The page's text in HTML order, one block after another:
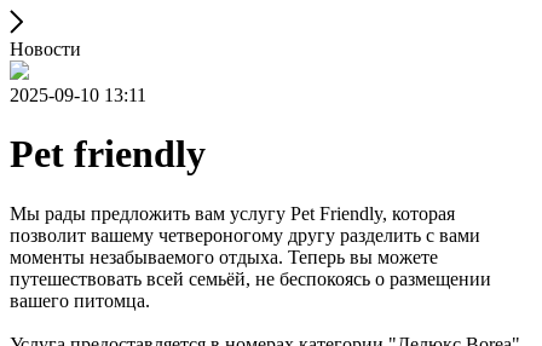
Новости
2025-09-10 13:11
Pet friendly
Мы рады предложить вам услугу Pet Friendly, которая
позволит вашему четвероногому другу разделить с вами
моменты незабываемого отдыха. Теперь вы можете
путешествовать всей семьёй, не беспокоясь о размещении
вашего питомца.